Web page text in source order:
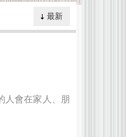
最新
人會在家人、朋